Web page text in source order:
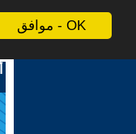
موافق - OK